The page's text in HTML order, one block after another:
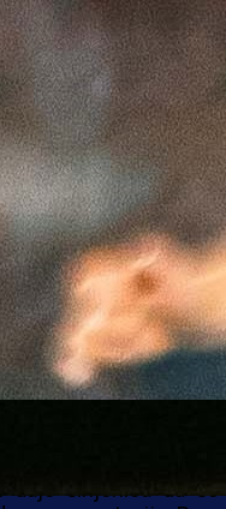
domaćin
organizuje
okupiti velika
spektakl i
i ljubavlju
kada cijela
prati
dolaze u
okuplja legende i
daje činjenica da